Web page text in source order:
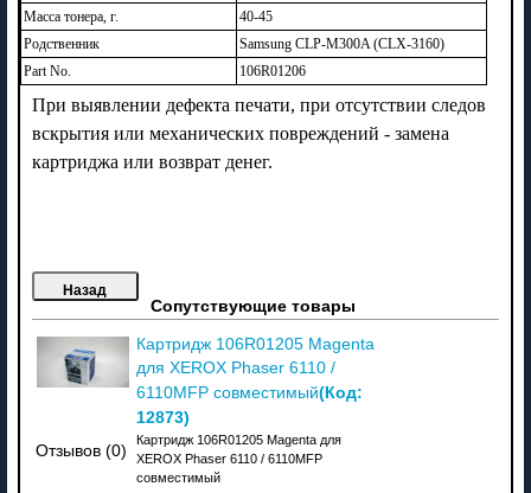
Масса тонера, г.
40-45
Родственник
Samsung CLP-M300A (CLX-3160)
Part No.
106R01206
При выявлении дефекта печати, при отсутствии следов
вскрытия или механических повреждений - замена
картриджа или возврат денег.
Сопутствующие товары
Отзывов (0)
Картридж 106R01205 Magenta
для XEROX Phaser 6110 /
6110MFP совместимый(Код:
12873)
Картридж 106R01205 Magenta для
XEROX Phaser 6110 / 6110MFP
совместимый